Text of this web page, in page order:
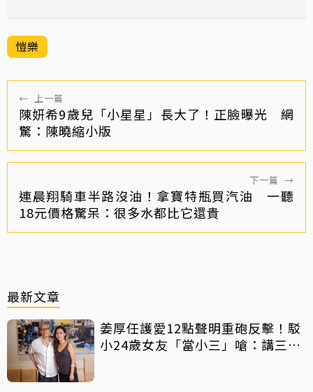
愷樂
← 上一篇
陳妍希9歲兒「小星星」長大了！正臉曝光 網
驚：陳曉縮小版
下一篇 →
連晨翔騎車半路沒油！拿寶特瓶買汽油 一聽
18元價格驚呆：很多水都比它還貴
最新文章
姜厚任護愛12點聲明重砲反擊！駁
小24歲女友「當小三」嗆：講三